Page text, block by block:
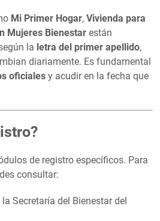
Mi Primer Hogar, Vivienda para
Mujeres Bienestar están
la letra del primer apellido,
diariamente. Es fundamental
oficiales y acudir en la fecha que
de registro específicos. Para
consultar:
Secretaría del Bienestar del